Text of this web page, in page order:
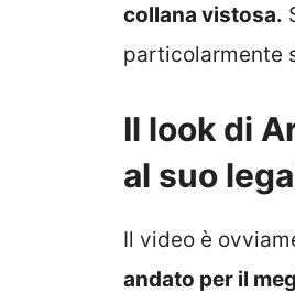
collana vistosa.
particolarmente
Il look di
al suo
Il video è
andato per il